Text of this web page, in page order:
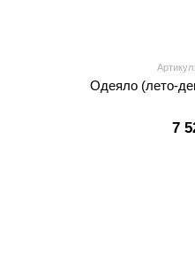
Одеяло (лето-
7